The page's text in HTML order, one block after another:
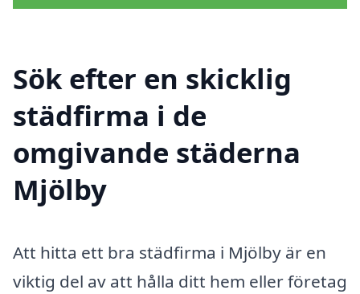
Sök efter en skicklig
städfirma i de
omgivande städerna
Mjölby
Att hitta ett bra städfirma i Mjölby är en
viktig del av att hålla ditt hem eller företag